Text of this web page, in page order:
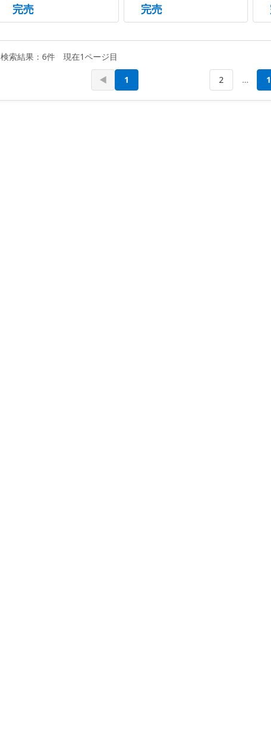
完売 完売
検索結果：6件 現在1ページ目
◀ 1 2 … 1